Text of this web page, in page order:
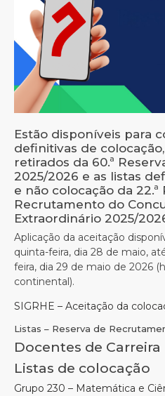
Estão disponíveis para
definitivas de
retirados da 60.ª
2025/2026 e as listas
e não colocação da 22.ª
Recrutamento do
Extraordinário 2025/
Aplicação da aceitação
quinta-feira, dia 28 de maio,
feira, dia 29 de maio de 2026
continental).
SIGRHE – Aceitação da
Listas – Reserva de
Docentes de Carreira
Listas de colocação
Grupo 230 – Matemática e